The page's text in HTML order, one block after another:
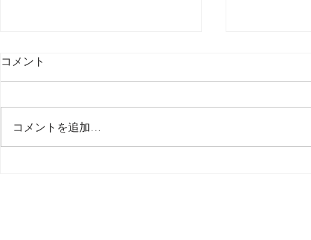
最後の日記です
コメント
コメントを追加…